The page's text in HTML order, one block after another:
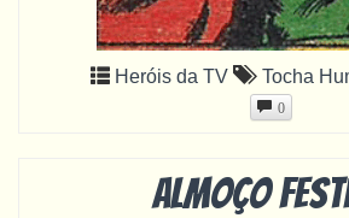
Heróis da TV Tocha
0
Almoço